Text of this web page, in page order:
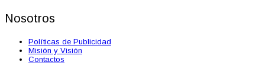
Nosotros
Políticas de Publicidad
Misión y Visión
Contactos